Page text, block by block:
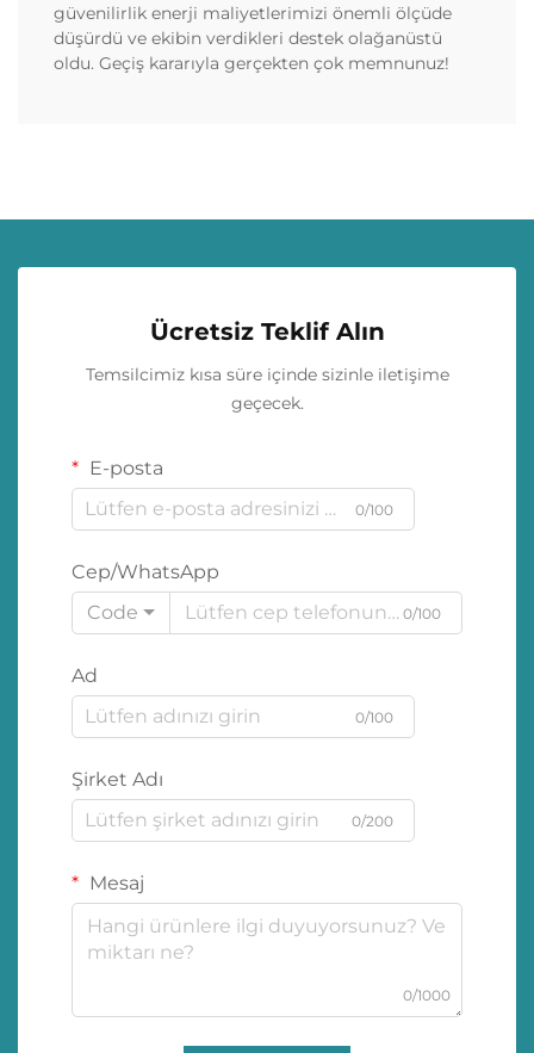
güvenilirlik enerji maliyetlerimizi önemli ölçüde
düşürdü ve ekibin verdikleri destek olağanüstü
oldu. Geçiş kararıyla gerçekten çok memnunuz!
Ücretsiz Teklif Alın
Temsilcimiz kısa süre içinde sizinle iletişime
geçecek.
E-posta
0/100
Cep/WhatsApp
Code
0/100
Ad
0/100
Şirket Adı
0/200
Mesaj
0/1000